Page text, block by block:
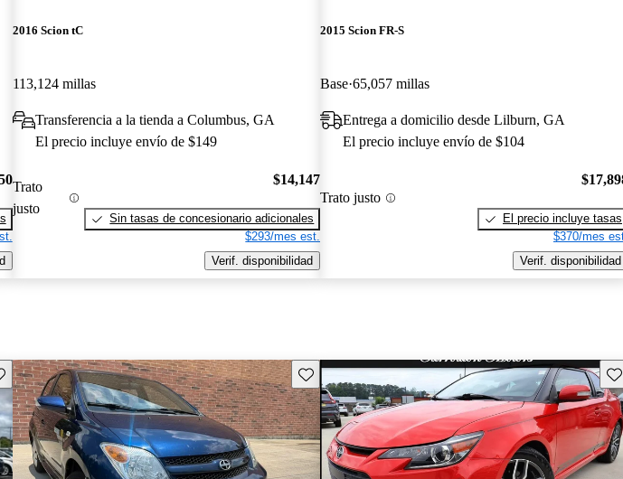
2016 Scion tC
113,124 millas
Transferencia a la tienda a Columbus, GA
El precio incluye envío de $149
Trato
justo
$14,147
Sin tasas de concesionario adicionales
$293/mes est.
Verif. disponibilidad
2015 Scion FR-S
Base 65,057 millas
Entrega a domicilio desde Lilburn, GA
El precio incluye envío de $104
Trato justo
El precio incluye tasas
$370/mes
Verif. disponibilidad
este Aviso Guarda este Aviso